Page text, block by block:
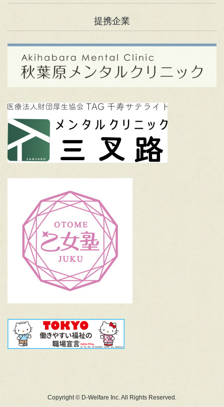
提携企業
Copyright © D-Welfare Inc. All Rights Reserved.